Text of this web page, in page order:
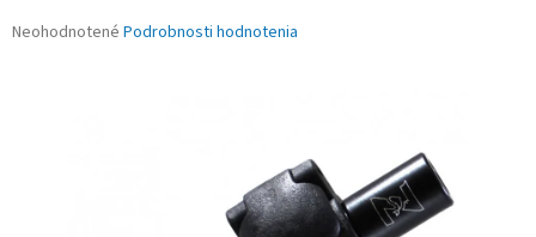
Priemerné
Neohodnotené Podrobnosti hodnotenia